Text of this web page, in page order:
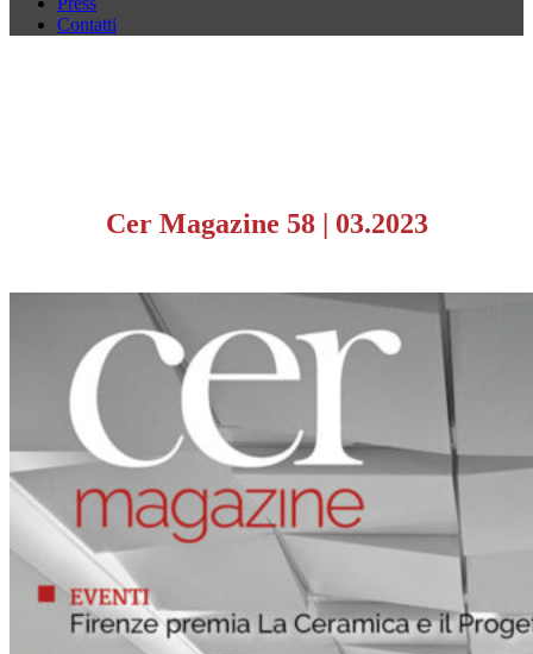
Contatti
Cer Magazine 58 | 03.2023